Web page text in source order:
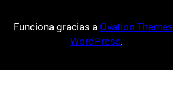
Funciona gracias a Ovation Themes
WordPress.